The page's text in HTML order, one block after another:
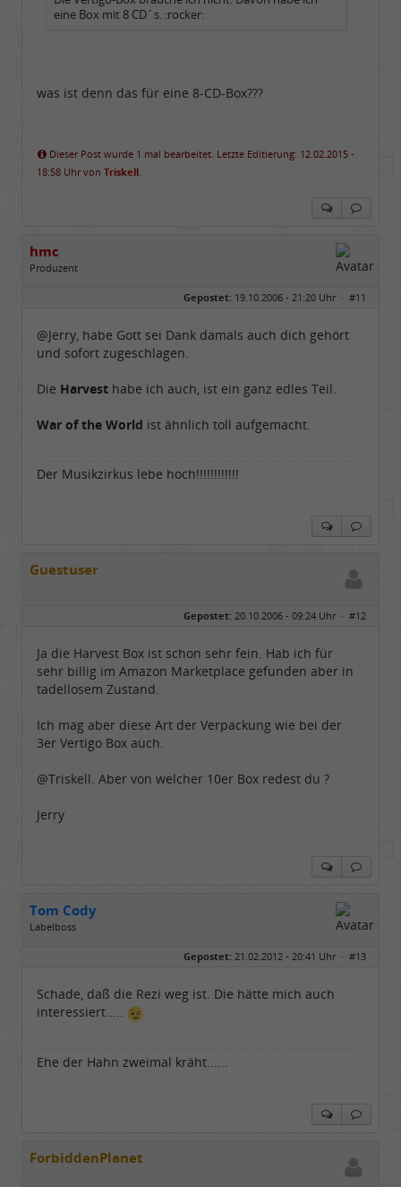
eine Box mit 8 CD´s. :rocker:
was ist denn das für eine 8-CD-Box???
Dieser Post wurde 1 mal bearbeitet. Letzte Editierung: 12.02.2015 -
18:58 Uhr von Triskell.
hmc
Produzent
Beiträge:
17571
Dabei seit:
04 / 2006
Gepostet: 19.10.2006 - 21:20 Uhr · #11
@Jerry, habe Gott sei Dank damals auch dich gehört
und sofort zugeschlagen.
Die Harvest habe ich auch, ist ein ganz edles Teil.
War of the World ist ähnlich toll aufgemacht.
Der Musikzirkus lebe hoch!!!!!!!!!!!!
Guestuser
Gepostet: 20.10.2006 - 09:24 Uhr · #12
Ja die Harvest Box ist schon sehr fein. Hab ich für
sehr billig im Amazon Marketplace gefunden aber in
tadellosem Zustand.
Ich mag aber diese Art der Verpackung wie bei der
3er Vertigo Box auch.
@Triskell. Aber von welcher 10er Box redest du ?
Jerry
Tom Cody
Labelboss
Dabei seit:
11 / 2006
Gepostet: 21.02.2012 - 20:41 Uhr · #13
Schade, daß die Rezi weg ist. Die hätte mich auch
interessiert.....
Ehe der Hahn zweimal kräht......
ForbiddenPlanet